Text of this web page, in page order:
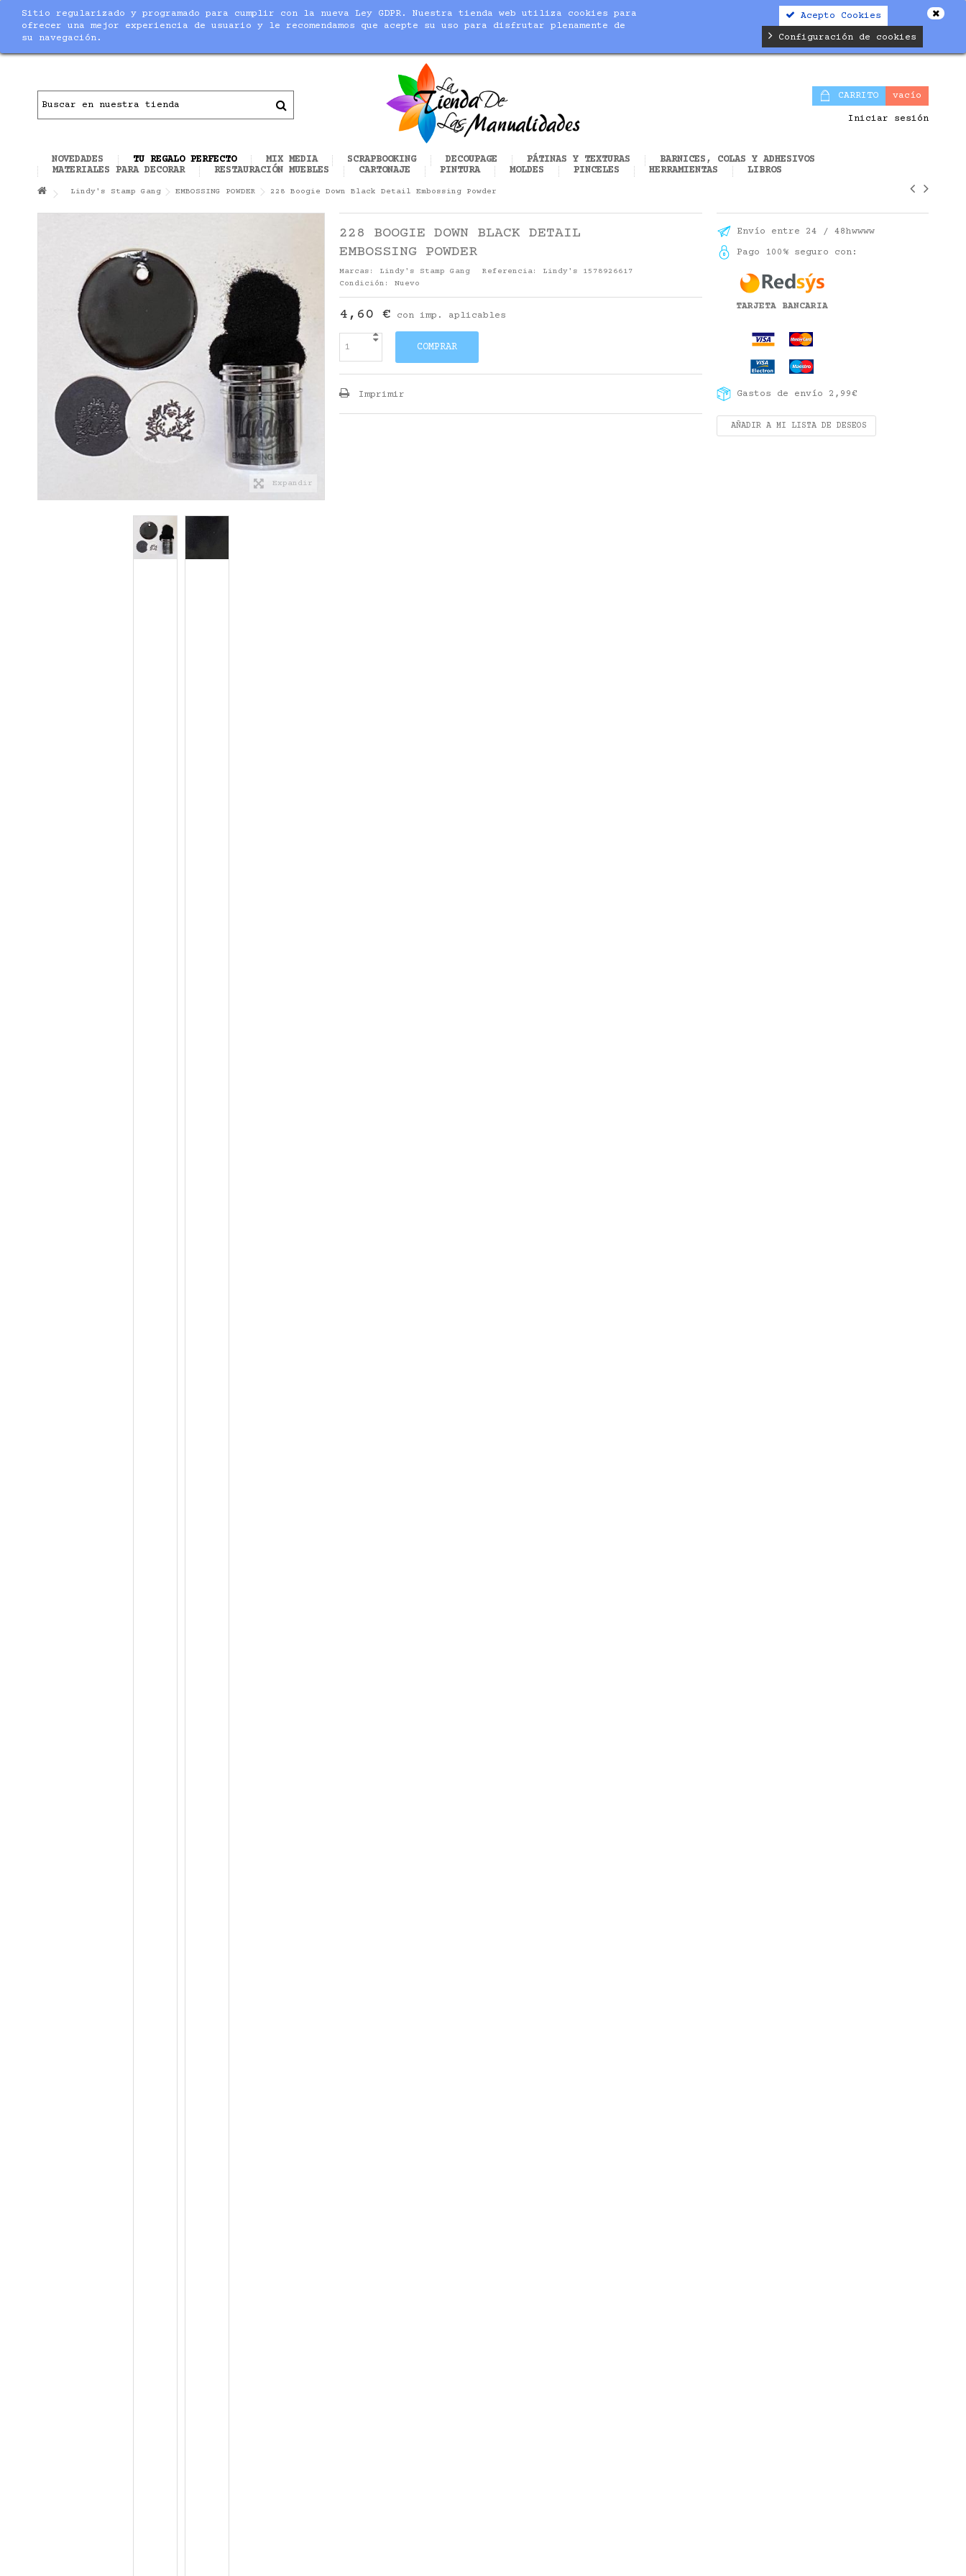
Notice : Undefined index: max_amount in/home/nuevaltm/public_html/modules/sequracheckout/lib/SequracheckoutPreQualifier.php
Sitio regularizado y programado para cumplir con la nueva Ley GDPR. Nuestra tienda web utiliza cookies para
ofrecer una mejor experiencia de usuario y le recomendamos que acepte su uso para disfrutar plenamente de
su navegación.
Acepto Cookies
Configuración de cookies
Contacto
CARRITO vacío
Iniciar sesión
NOVEDADES TU REGALO PERFECTO MIX MEDIA SCRAPBOOKING DECOUPAGE PÁTINAS Y TEXTURAS
BARNICES, COLAS Y ADHESIVOS
MATERIALES PARA DECORAR
RESTAURACIÓN MUEBLES CARTONAJE PINTURA MOLDES PINCELES HERRAMIENTAS LIBROS
Lindy's Stamp Gang EMBOSSING POWDER 228 Boogie Down Black Detail Embossing Powder
Expandir
228 BOOGIE DOWN BLACK DETAIL
EMBOSSING POWDER
Marcas: Lindy's Stamp Gang Referencia:
Lindy's 1578926617
Condición:
Nuevo
4,60 € con imp. aplicables
COMPRAR
Imprimir
Envío entre 24 / 48hwwww
Pago 100% seguro con:
TARJETA BANCARIA
Gastos de envío 2,99€
AÑADIR A MI LISTA DE DESEOS